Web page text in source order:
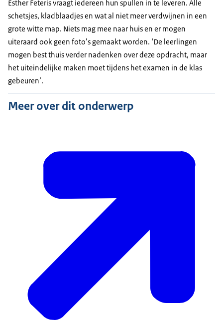
Esther Feteris vraagt iedereen hun spullen in te leveren. Alle
schetsjes, kladblaadjes en wat al niet meer verdwijnen in een
grote witte map. Niets mag mee naar huis en er mogen
uiteraard ook geen foto’s gemaakt worden. ‘De leerlingen
mogen best thuis verder nadenken over deze opdracht, maar
het uiteindelijke maken moet tijdens het examen in de klas
gebeuren’.
Meer over dit onderwerp